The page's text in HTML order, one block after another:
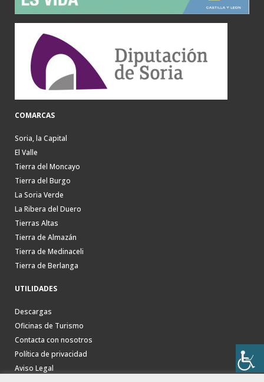
COMARCAS
Soria, la Capital
El Valle
Tierra del Moncayo
Tierra del Burgo
La Soria Verde
La Ribera del Duero
Tierras Altas
Tierra de Almazán
Tierra de Medinaceli
Tierra de Berlanga
UTILIDADES
Descargas
Oficinas de Turismo
Contacta con nosotros
Política de privacidad
Aviso Legal